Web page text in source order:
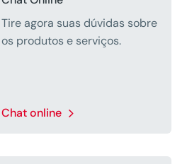
Tire agora suas dúvidas sobre
os produtos e serviços.
Chat online